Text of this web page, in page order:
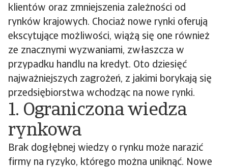
klientów oraz zmniejszenia zależności od
rynków krajowych. Chociaż nowe rynki oferują
ekscytujące możliwości, wiążą się one również
ze znacznymi wyzwaniami, zwłaszcza w
przypadku handlu na kredyt. Oto dziesięć
najważniejszych zagrożeń, z jakimi borykają się
przedsiębiorstwa wchodząc na nowe rynki.
1. Ograniczona wiedza
rynkowa
Brak dogłębnej wiedzy o rynku może narazić
firmy na ryzyko, którego można uniknąć. Nowe